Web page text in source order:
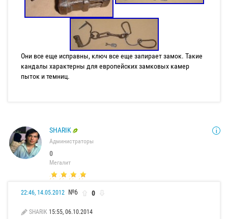
Они все еще исправны, ключ все еще запирает замок. Такие
кандалы характерны для европейских замковых камер
пыток и темниц.
SHARIK
Администраторы
0
Мегалит
22:46, 14.05.2012 №6 0
SHARIK 15:55, 06.10.2014